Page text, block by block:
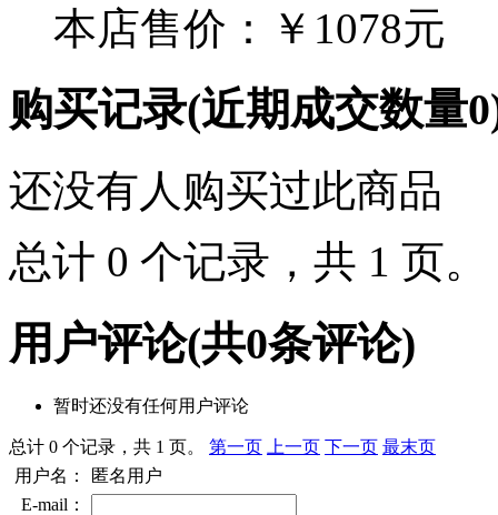
本店售价：
￥1078元
购买记录(近期成交数量0
还没有人购买过此商品
总计 0 个记录，共 1 页。
用户评论(共0条评论)
暂时还没有任何用户评论
总计 0 个记录，共 1 页。 第一页 上一页 下一页 最末页
用户名：
匿名用户
E-mail：